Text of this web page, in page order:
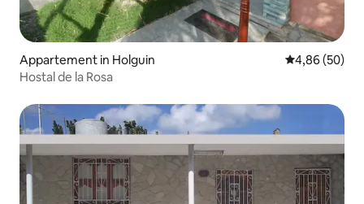
Appartement in Holguin Gemiddelde
4,86 (50)
Hostal de la Rosa